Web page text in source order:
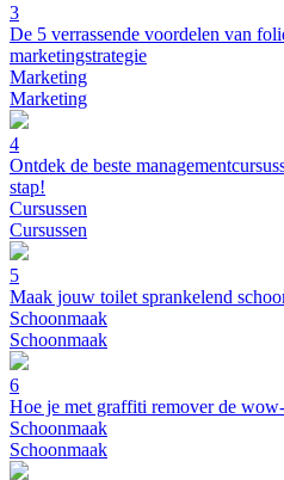
3
De 5 verrassende voordelen van
marketingstrategie
Marketing
Marketing
4
Ontdek de beste
stap!
Cursussen
Cursussen
5
Maak jouw toilet sprankelend
Schoonmaak
Schoonmaak
6
Hoe je met graffiti remover de
Schoonmaak
Schoonmaak